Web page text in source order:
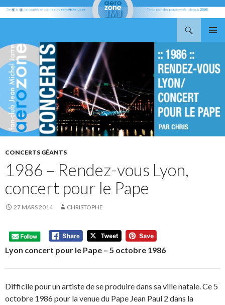
AU
CONTENU
CONCERTS GÉANTS
1986 – Rendez-vous Lyon,
concert pour le Pape
27 MARS 2014 CHRISTOPHE
Lyon concert pour le Pape – 5 octobre 1986
Difficile pour un artiste de se produire dans sa ville natale. Ce 5
octobre 1986 pour la venue du Pape Jean Paul 2 dans la